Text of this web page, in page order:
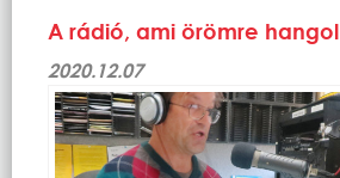
A rádió, ami örömre hangol
2020.12.07